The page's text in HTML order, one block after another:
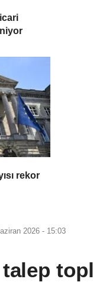
rekor
2026 - 15:03